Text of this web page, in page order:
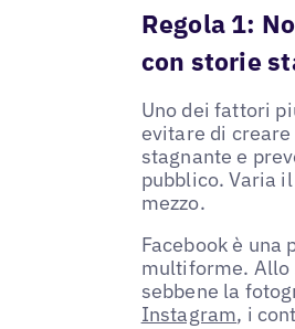
Regola 1:
con storie
Uno dei fattori
evitare di
stagnante e
pubblico. Varia
mezzo.
Facebook è una
multiforme. Allo
sebbene la
Instagram, i